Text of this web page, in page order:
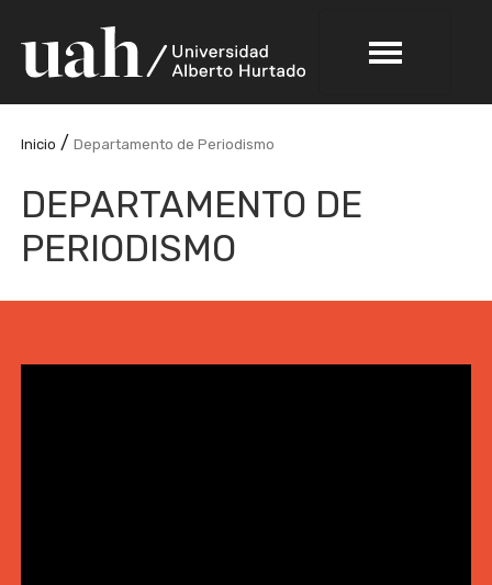
Inicio /Departamento de Periodismo
DEPARTAMENTO DE
PERIODISMO